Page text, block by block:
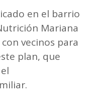
en el barrio
Mariana
vecinos para
plan, que